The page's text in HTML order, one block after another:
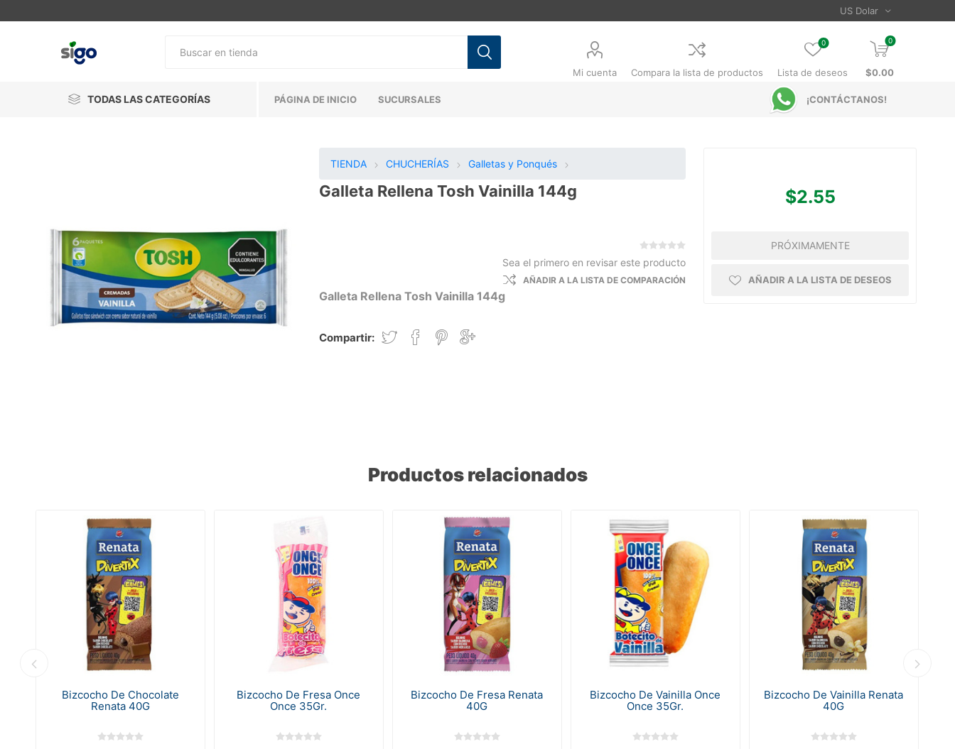
Mi cuenta Compara la lista de productos Lista de deseos
0 0
$0.00
TODAS LAS CATEGORÍAS PÁGINA DE INICIO SUCURSALES ¡CONTÁCTANOS!
TIENDA CHUCHERÍAS Galletas y Ponqués
Galleta Rellena Tosh Vainilla 144g
Sea el primero en revisar este producto
AÑADIR A LA LISTA DE COMPARACIÓN
Galleta Rellena Tosh Vainilla 144g
Compartir:
$2.55
PRÓXIMAMENTE
AÑADIR A LA LISTA DE DESEOS
Productos relacionados
Bizcocho De Chocolate
Renata 40G
Bizcocho De Fresa Once
Once 35Gr.
Bizcocho De Fresa Renata
40G
Bizcocho De Vainilla Once
Once 35Gr.
Bizcocho De Vainilla Renata
40G